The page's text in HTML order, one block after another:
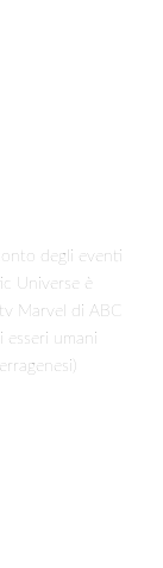
degli eventi
Universe è
Marvel di ABC
esseri umani